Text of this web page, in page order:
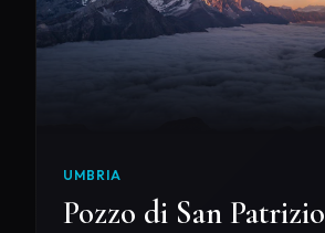
UMBRIA
Pozzo di San Patrizio